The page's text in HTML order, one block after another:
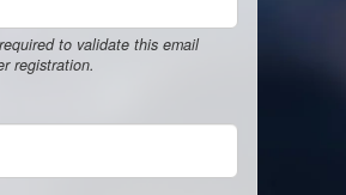
to validate this email
registration.